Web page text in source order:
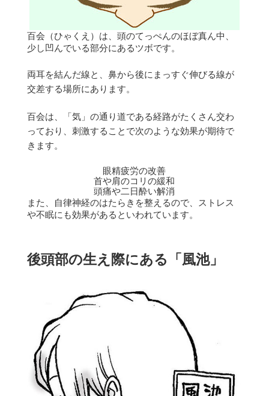
百会（ひゃくえ）は、頭のてっぺんのほぼ真ん中、
少し凹んでいる部分にあるツボです。
両耳を結んだ線と、鼻から後にまっすぐ伸びる線が
交差する場所にあります。
百会は、「気」の通り道である経路がたくさん交わ
っており、刺激することで次のような効果が期待で
きます。
眼精疲労の改善
首や肩のコリの緩和
頭痛や二日酔い解消
また、自律神経のはたらきを整えるので、ストレス
や不眠にも効果があるといわれています。
後頭部の生え際にある「風池」